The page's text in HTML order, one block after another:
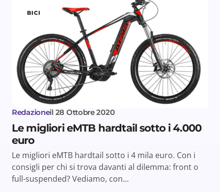
BICI
Redazioneil 28 Ottobre 2020
Le migliori eMTB hardtail sotto i 4.000
euro
Le migliori eMTB hardtail sotto i 4 mila euro. Con i
consigli per chi si trova davanti al dilemma: front o
full-suspended? Vediamo, con…